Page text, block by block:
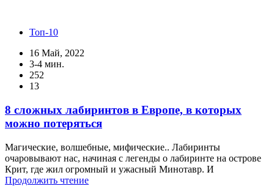
Топ-10
16 Май, 2022
3-4 мин.
252
13
8 сложных лабиринтов в Европе, в которых
можно потеряться
Магические, волшебные, мифические.. Лабиринты
очаровывают нас, начиная с легенды о лабиринте на острове
Крит, где жил огромный и ужасный Минотавр. И
Продолжить чтение